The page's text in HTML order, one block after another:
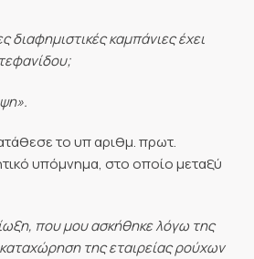
διαφημιστικές καμπάνιες έχει
το υπ αριθμ. πρωτ.
υπόμνημα, στο οποίο μεταξύ
που μου ασκήθηκε λόγω της
της εταιρείας ρούχων